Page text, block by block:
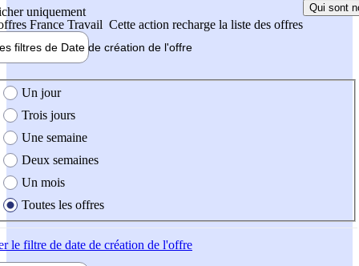
uniquement
France Travail Cette action recharge la liste des offres
Qui sont
filtres de Date de création de l'offre
création de l'offre
Un jour
Trois jours
Une semaine
Deux semaines
Un mois
Toutes les offres
le filtre de date de création de l'offre